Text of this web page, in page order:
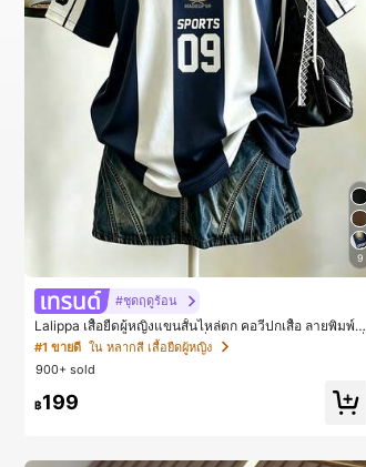
9
#ชุดฤดูร้อน
Lalippa เสื้อยืดผู้หญิงแขนสั้นไหล่ตก คอวีปกเสื้อ ลายพิมพ์ดิ
จิทัลลายทาง สไตล์สปอร์ตแฟชั่นมินิมอล ของขวัญสำหรับเพื่
อน
#1 ขายดี ใน หลากสี เสื้อยืดผู้หญิง
900+ sold
฿199